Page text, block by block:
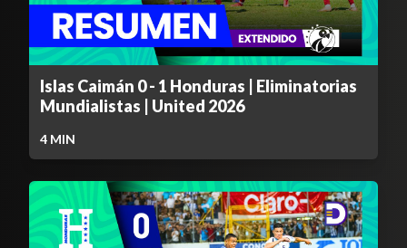
Islas Caimán 0 - 1 Honduras | Eliminatorias
Mundialistas | United 2026
4 MIN